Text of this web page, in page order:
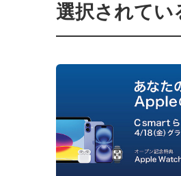
選択されてい